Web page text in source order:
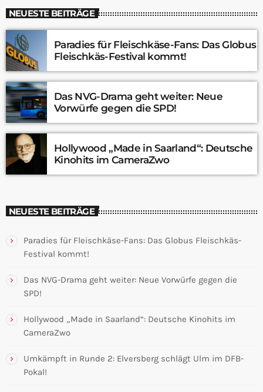
NEUESTE BEITRÄGE
Paradies für Fleischkäse-Fans: Das Globus
Fleischkäs-Festival kommt!
Das NVG-Drama geht weiter: Neue
Vorwürfe gegen die SPD!
Hollywood „Made in Saarland“: Deutsche
Kinohits im CameraZwo
NEUESTE BEITRÄGE
Paradies für Fleischkäse-Fans: Das Globus Fleischkäs-
Festival kommt!
Das NVG-Drama geht weiter: Neue Vorwürfe gegen die
SPD!
Hollywood „Made in Saarland“: Deutsche Kinohits im
CameraZwo
Umkämpft in Runde 2: Elversberg schlägt Ulm im DFB-
Pokal!